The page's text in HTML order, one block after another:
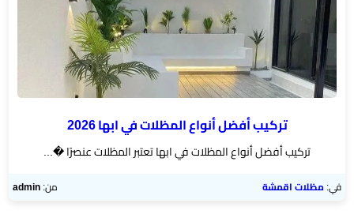
تركيب أفضل أنواع المظلات في ابها 2026
تركيب أفضل أنواع المظلات في ابها تعتبر المظلات عنصرًا �...
في:مظلات اقمشة من:admin